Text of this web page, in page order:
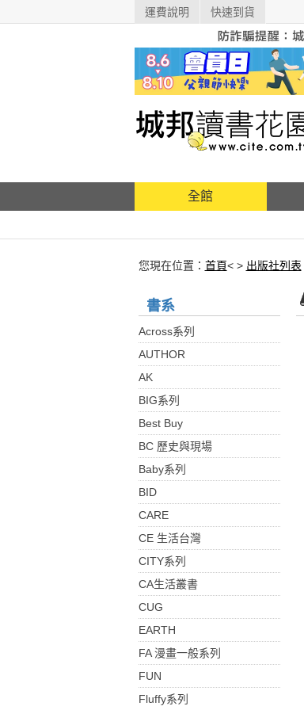
運費說明 快速到貨
全館
您現在位置： 首頁< > 出版社列表
書系
Across系列
AUTHOR
AK
BIG系列
Best Buy
BC 歷史與現場
Baby系列
BID
CARE
CE 生活台灣
CITY系列
CA生活叢書
CUG
EARTH
FA 漫畫一般系列
FUN
Fluffy系列